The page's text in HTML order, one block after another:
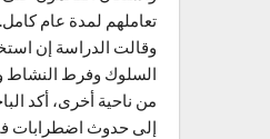
تعاملهم لمدة عام كامل.
السلوك وفرط النشاط
من ناحية أخرى، أكد
إلى حدوث اضطرابات